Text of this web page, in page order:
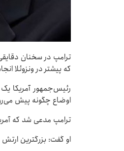
ترامپ در سخنان
که پیشتر در ونزوئلا
رئیس‌جمهور آمریکا
اوضاع چگونه پیش
ترامپ مدعی شد که
او گفت: بزرگترین ارتش جهان را